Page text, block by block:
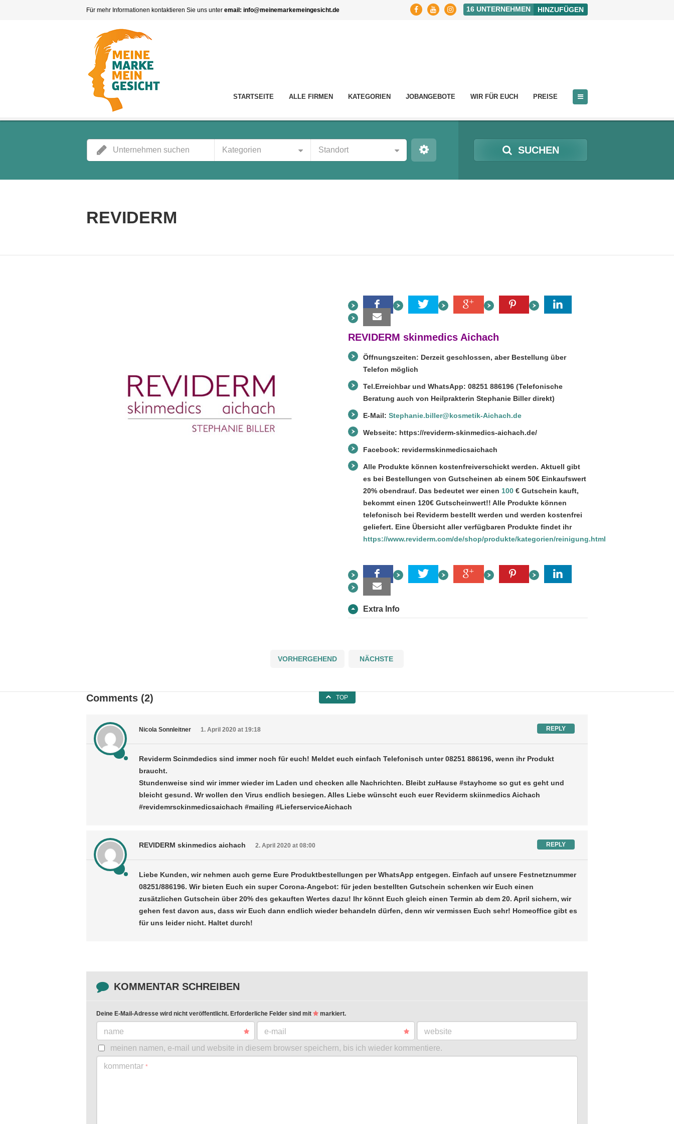
16 UNTERNEHMEN HINZUFÜGEN
Für mehr Informationen kontaktieren Sie uns unter email: info@meinemarkemeingesicht.de
STARTSEITE ALLE FIRMEN KATEGORIEN JOBANGEBOTE WIR FÜR EUCH PREISE
Kategorien Standort SUCHEN
REVIDERM
REVIDERM skinmedics Aichach
Öffnungszeiten: Derzeit geschlossen, aber Bestellung über
Telefon möglich
Tel.Erreichbar und WhatsApp: 08251 886196 (Telefonische
Beratung auch von Heilprakterin Stephanie Biller direkt)
E-Mail: Stephanie.biller@kosmetik-Aichach.de
Webseite: https://reviderm-skinmedics-aichach.de/
Facebook: revidermskinmedicsaichach
Alle Produkte können kostenfreiverschickt werden. Aktuell gibt
es bei Bestellungen von Gutscheinen ab einem 50€ Einkaufswert
20% obendrauf. Das bedeutet wer einen 100 € Gutschein kauft,
bekommt einen 120€ Gutscheinwert!! Alle Produkte können
telefonisch bei Reviderm bestellt werden und werden kostenfrei
geliefert. Eine Übersicht aller verfügbaren Produkte findet ihr
https://www.reviderm.com/de/shop/produkte/kategorien/reinigung.html
Extra Info
VORHERGEHEND NÄCHSTE
TOP
Comments (2)
Nicola Sonnleitner 1. April 2020 at 19:18 REPLY
Reviderm Scinmdedics sind immer noch für euch! Meldet euch einfach Telefonisch unter 08251 886196, wenn ihr Produkt
braucht.
Stundenweise sind wir immer wieder im Laden und checken alle Nachrichten. Bleibt zuHause #stayhome so gut es geht und
bleicht gesund. Wr wollen den Virus endlich besiegen. Alles Liebe wünscht euch euer Reviderm skiinmedics Aichach
#revidemrsckinmedicsaichach #mailing #LieferserviceAichach
REVIDERM skinmedics aichach 2. April 2020 at 08:00 REPLY
Liebe Kunden, wir nehmen auch gerne Eure Produktbestellungen per WhatsApp entgegen. Einfach auf unsere Festnetznummer
08251/886196. Wir bieten Euch ein super Corona-Angebot: für jeden bestellten Gutschein schenken wir Euch einen
zusätzlichen Gutschein über 20% des gekauften Wertes dazu! Ihr könnt Euch gleich einen Termin ab dem 20. April sichern, wir
gehen fest davon aus, dass wir Euch dann endlich wieder behandeln dürfen, denn wir vermissen Euch sehr! Homeoffice gibt es
für uns leider nicht. Haltet durch!
KOMMENTAR SCHREIBEN
Deine E-Mail-Adresse wird nicht veröffentlicht. Erforderliche Felder sind mit markiert.
name e-mail
website
meinen namen, e-mail und website in diesem browser speichern, bis ich wieder kommentiere.
kommentar *